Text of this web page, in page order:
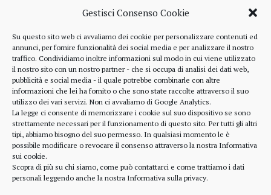
Gestisci Consenso Cookie
Su questo sito web ci avvaliamo dei cookie per personalizzare contenuti ed
annunci, per fornire funzionalità dei social media e per analizzare il nostro
traffico. Condividiamo inoltre informazioni sul modo in cui viene utilizzato
il nostro sito con un nostro partner - che si occupa di analisi dei dati web,
pubblicità e social media - il quale potrebbe combinarle con altre
informazioni che lei ha fornito o che sono state raccolte attraverso il suo
utilizzo dei vari servizi. Non ci avvaliamo di Google Analytics.
La legge ci consente di memorizzare i cookie sul suo dispositivo se sono
strettamente necessari per il funzionamento di questo sito. Per tutti gli altri
tipi, abbiamo bisogno del suo permesso. In qualsiasi momento le è
possibile modificare o revocare il consenso attraverso la nostra Informativa
sui cookie.
Scopra di più su chi siamo, come può contattarci e come trattiamo i dati
personali leggendo anche la nostra Informativa sulla privacy.
una lettera annuale che Fink ha inviato agli
investitori, nella quale fa il punto sulla situazione
geopolitica ed economica globale, accompagnata da
alcune considerazioni sui profitti generati dalle
scelte finanziarie operate dal fondo BlackRock.
Occorre leggere molto attentamente il testo della
lettera
(https://www.blackrock.com/corporate/investor-
relations/larry-fink-chairmans-letter). Fink afferma
chiaramente che...